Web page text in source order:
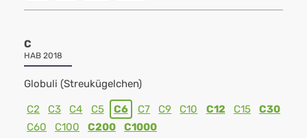
C
HAB 2018
Globuli (Streukügelchen)
C2 C3 C4 C5 C6 C7 C9 C10 C12 C15
C30
C60
C100 C200 C1000